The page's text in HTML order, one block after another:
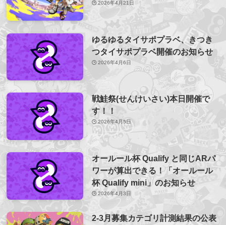
2026年4月21日
ゆるゆるタイサポプラベ、きつき
つタイサポプラベ開催のお知らせ
2026年4月6日
戦鮭祭(せんけいさい)本日開催で
す！！
2026年4月5日
オールール杯 Qualify と同じARパ
ワーが算出できる！「オールール
杯 Qualify mini」のお知らせ
2026年4月3日
2-3月募集カテゴリ計測結果の公表